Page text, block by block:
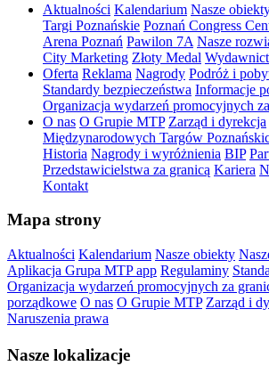
Aktualności Kalendarium Nasze
Targi Poznańskie Poznań Congress
Arena Poznań Pawilon 7A Nasze
City Marketing Złoty Medal
Oferta Reklama Nagrody Podróż i
Standardy bezpieczeństwa Informacje
Organizacja wydarzeń promocyjnych
O nas O Grupie MTP Zarząd i dyrekcja
Międzynarodowych Targów
Historia Nagrody i wyróżnienia BIP
Przedstawicielstwa za granicą Kariera
Kontakt
Mapa strony
Aktualności Kalendarium Nasze obiekty
Aplikacja Grupa MTP app Regulaminy
Organizacja wydarzeń promocyjnych za
porządkowe O nas O Grupie MTP Zarząd i
Naruszenia prawa
Nasze lokalizacje